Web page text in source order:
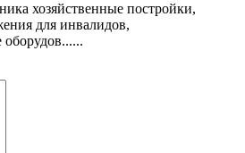
хозяйственные постройки,
для инвалидов,
оборудов......